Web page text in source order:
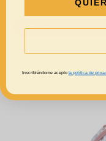
Inscribiéndome acepto la política de